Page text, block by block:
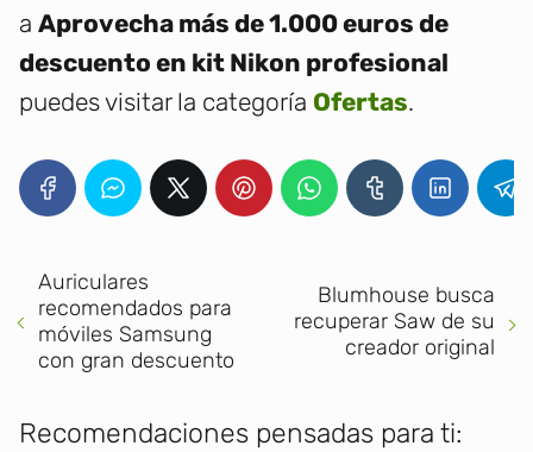
a Aprovecha más de 1.000 euros de
descuento en kit Nikon profesional
puedes visitar la categoría Ofertas.
Auriculares
recomendados para
móviles Samsung
con gran descuento
Blumhouse busca
recuperar Saw de su
creador original
Recomendaciones pensadas para ti: